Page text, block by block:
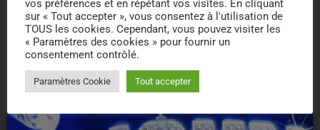
insert_link
vos préférences et en répétant vos visites. En cliquant
sur « Tout accepter », vous consentez à l'utilisation de
TOUS les cookies. Cependant, vous pouvez visiter les
« Paramètres des cookies » pour fournir un
consentement contrôlé.
Paramètres Cookie Tout accepter